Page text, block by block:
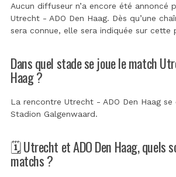
Aucun diffuseur n’a encore été annoncé
Utrecht - ADO Den Haag. Dès qu’une
sera connue, elle sera indiquée sur cette
Dans quel stade se joue le match
Haag ?
La rencontre Utrecht - ADO Den Haag se
Stadion Galgenwaard.
🗓️ Utrecht et ADO Den Haag, quels
matchs ?